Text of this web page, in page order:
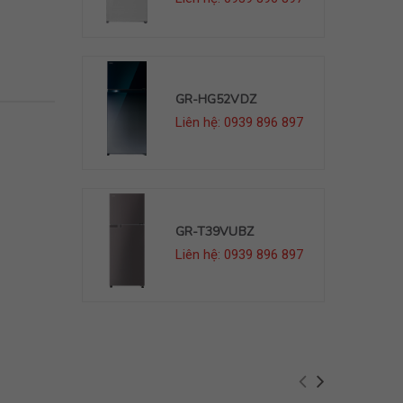
GR-HG52VDZ
Liên hệ: 0939 896 897
GR-T39VUBZ
Liên hệ: 0939 896 897